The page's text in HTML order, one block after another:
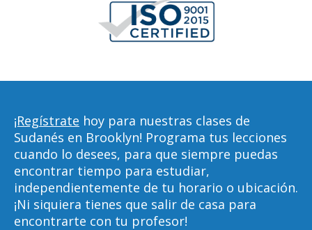
¡Regístrate hoy para nuestras clases de
Sudanés en Brooklyn! Programa tus lecciones
cuando lo desees, para que siempre puedas
encontrar tiempo para estudiar,
independientemente de tu horario o ubicación.
¡Ni siquiera tienes que salir de casa para
encontrarte con tu profesor!